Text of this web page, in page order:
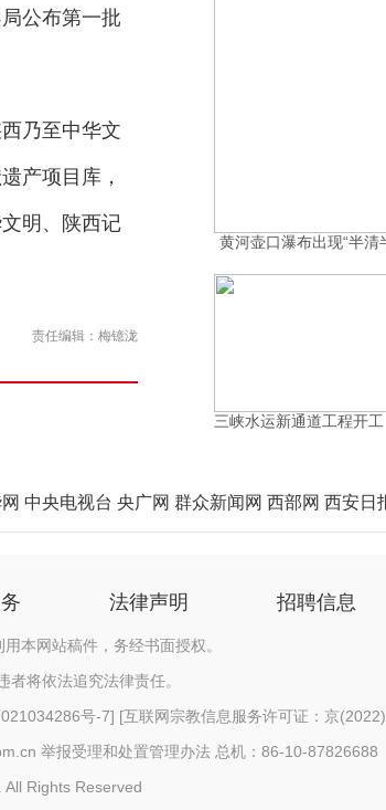
公布第一批
乃至中华文
产项目库，
明、陕西记
责任编辑：梅镱泷
黄河壶口瀑布出现“半清
三峡水运新通道工程开工
中央电视台 央广网 群众新闻网 西部网 西安日
法律声明 招聘信息
本网站稿件，务经书面授权。
将依法追究法律责任。
号-7] [互联网宗教信息服务许可证：京
举报受理和处置管理办法 总机：86-10-87826688
Rights Reserved